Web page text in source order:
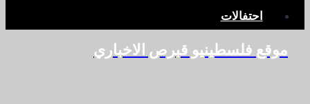
احتفالات
موقع فلسطينيو قبرص الاخباري